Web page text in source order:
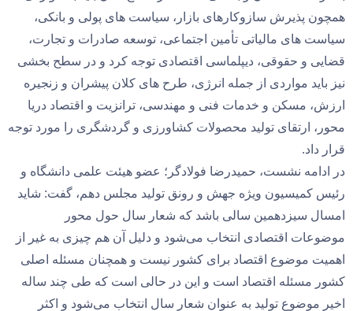
همچون پذیرش سازوکارهای بازار، سیاست های پولی و بانکی،
سیاست های مالیاتی تأمین اجتماعی، توسعه صادرات و تجارت،
قضایی و حقوقی، دیپلماسی اقتصادی توجه کرد و در سطح بخشی
نیز باید مواردی از جمله انرژی، طرح های کلان پیشران و زنجیره
ارزش، مسکن و خدمات فنی و مهندسی، ترانزیت و اقتصاد دریا
محور، ارتقای تولید محصولات کشاورزی و گردشگری را مورد توجه
قرار داد.
در ادامه نشست، حمیدرضا فولادگر؛ عضو هیئت علمی دانشگاه و
رئیس کمیسیون ویژه جهش و رونق تولید مجلس دهم، گفت: شاید
امسال سیزدهمین سالی باشد که شعار سال حول محور
موضوعات اقتصادی انتخاب می‌شود و دلیل آن هم چیزی به غیر از
اهمیت موضوع اقتصاد برای کشور نیست و همچنان مسئله اصلی
کشور مسئله اقتصاد است و این در حالی است که طی چند ساله
اخیر موضوع تولید به عنوان شعار سال انتخاب می‌شود و اکثر